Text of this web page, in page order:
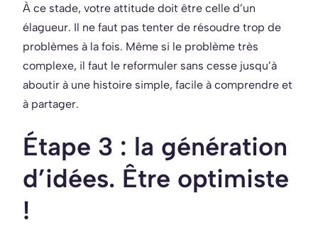
À ce stade, votre attitude doit être celle d’un
élagueur. Il ne faut pas tenter de résoudre trop de
problèmes à la fois. Même si le problème très
complexe, il faut le reformuler sans cesse jusqu’à
aboutir à une histoire simple, facile à comprendre et
à partager.
Étape 3 : la génération
d’idées. Être optimiste
!